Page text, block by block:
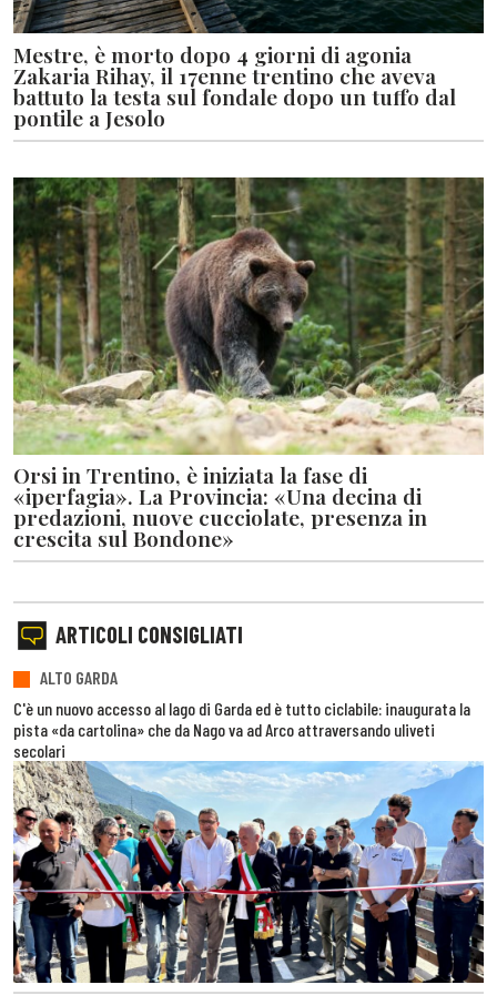
Mestre, è morto dopo 4 giorni di agonia
Zakaria Rihay, il 17enne trentino che aveva
battuto la testa sul fondale dopo un tuffo dal
pontile a Jesolo
Orsi in Trentino, è iniziata la fase di
«iperfagia». La Provincia: «Una decina di
predazioni, nuove cucciolate, presenza in
crescita sul Bondone»
ARTICOLI CONSIGLIATI
ALTO GARDA
C'è un nuovo accesso al lago di Garda ed è tutto ciclabile: inaugurata la
pista «da cartolina» che da Nago va ad Arco attraversando uliveti
secolari